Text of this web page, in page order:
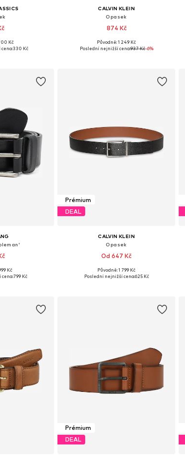
75-95
Kč
330 Kč
CALVIN KLEIN
Opasek
874 Kč
Dostupné v mnoha velikostech
Původně: 1 249 Kč
Poslední nejnižší cena:937 Kč-6%
velikostech
Kč
cena:799 Kč
Prémium
DEAL
CALVIN KLEIN
Opasek
Od 647 Kč
Dostupné velikosti: 85, 90, 95, 100, 105, 110
Původně: 1 799 Kč
Poslední nejnižší cena:625 Kč
Prémium
DEAL